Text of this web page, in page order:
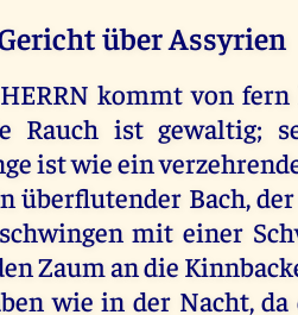
über Assyrien
HERRN kommt von fern
Rauch ist gewaltig;
istwieein
überflutender Bach,der
schwingen mit einer
Zaum andie
wie in der Nacht,da